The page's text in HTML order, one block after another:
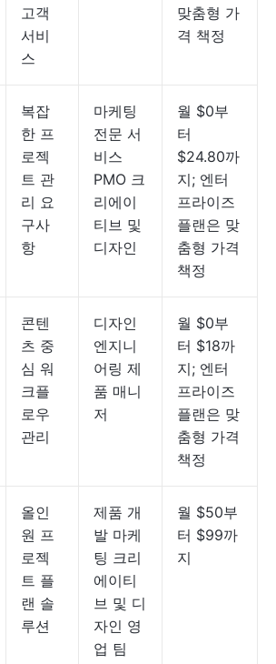
고객
서비
스
맞춤형 가
격 책정
복잡
한 프
로젝
트 관
리 요
구사
항
마케팅
전문 서
비스
PMO 크
리에이
티브 및
디자인
월 $0부
터
$24.80까
지; 엔터
프라이즈
플랜은 맞
춤형 가격
책정
콘텐
츠 중
심 워
크플
로우
관리
디자인
엔지니
어링 제
품 매니
저
월 $0부
터 $18까
지; 엔터
프라이즈
플랜은 맞
춤형 가격
책정
올인
원 프
로젝
트 플
랜 솔
루션
제품 개
발 마케
팅 크리
에이티
브 및 디
자인 영
업 팀
월 $50부
터 $99까
지